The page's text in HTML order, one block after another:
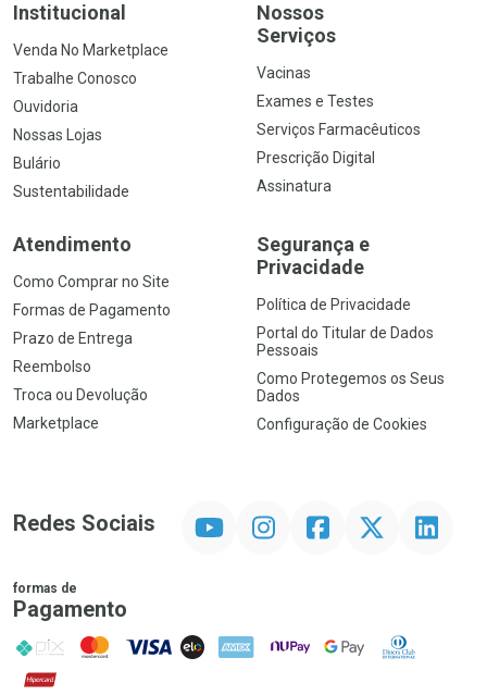
Institucional
Venda No Marketplace
Trabalhe Conosco
Ouvidoria
Nossas Lojas
Bulário
Sustentabilidade
Nossos
Serviços
Vacinas
Exames e Testes
Serviços Farmacêuticos
Prescrição Digital
Assinatura
Atendimento
Como Comprar no Site
Formas de Pagamento
Prazo de Entrega
Reembolso
Troca ou Devolução
Marketplace
Segurança e
Privacidade
Política de Privacidade
Portal do Titular de Dados
Pessoais
Como Protegemos os Seus
Dados
Configuração de Cookies
Redes Sociais InstagramFacebookTwitter Linkedin
formas de
Pagamento
PIX MasterCard
VISA ELO AMEX NuPay Google PayDiners Club
Hipercard